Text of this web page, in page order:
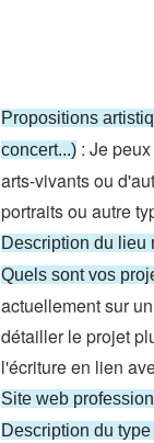
Propositions
concert...) : Je
arts-vivants ou
portraits ou autre
Description du lieu
Quels sont vos
actuellement sur
détailler le projet
l'écriture en lien
Site web
Description du